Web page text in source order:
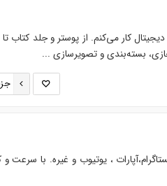
کار می‌کنم. از پوستر و جلد کتاب
بسته‌بندی و تصویرسازی ...
، یوتیوب و غیره. با سرعت